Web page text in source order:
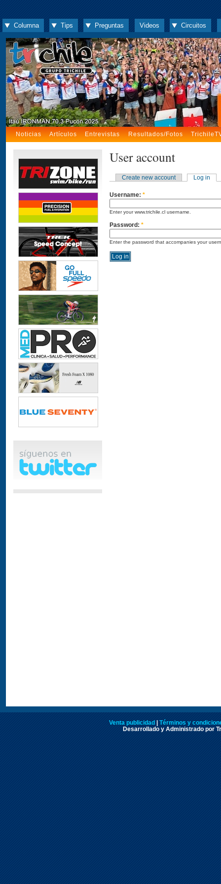
Columna Tips Preguntas Videos Circuitos
Noticias Artículos Entrevistas Resultados/Fotos
User account
Create new account Log in
Username: *
Enter your www.trichile.cl username.
Password: *
Enter the password that accompanies your
Venta publicidad
Términos y
Desarrollado y Administrado por